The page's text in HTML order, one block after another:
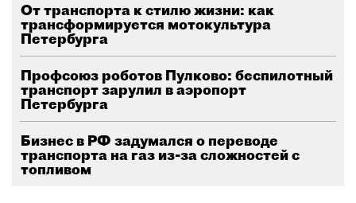
От транспорта к стилю жизни: как
трансформируется мотокультура
Петербурга
Профсоюз роботов Пулково: беспилотный
транспорт зарулил в аэропорт
Петербурга
Бизнес в РФ задумался о переводе
транспорта на газ из-за сложностей с
топливом